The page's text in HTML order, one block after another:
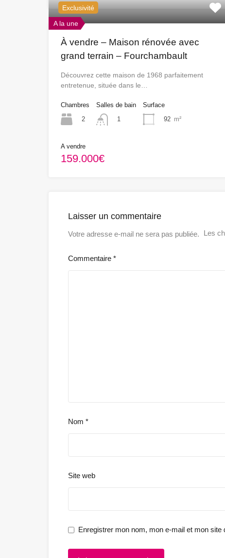
A la une
Exclusivité
À vendre – Maison rénovée avec
grand terrain – Fourchambault
Découvrez cette maison de 1968 parfaitement
entretenue, située dans le…
Chambres
2
Salles de bain
1
Surface
92 m²
A vendre
159.000€
Laisser un commentaire
Votre adresse e-mail ne sera pas publiée. Les
Commentaire *
Nom *
Site web
Enregistrer mon nom, mon e-mail et mon